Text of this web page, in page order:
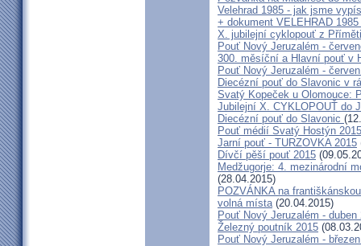
Velehrad 1985 - jak jsme
+ dokument VELEHRAD
X. jubilejní cyklopouť z
Pouť Nový Jeruzalém -
300. měsíční a Hlavní pouť v
Pouť Nový Jeruzalém -
Diecézní pouť do Slavonic v
Svatý Kopeček u Olomouce:
Jubilejní X. CYKLOPOUŤ do
Diecézní pouť do Slavonic
Pouť médií Svatý Hostýn 2015
Jarní pouť - TURZOVKA 2015
Dívčí pěší pouť 2015
Medžugorje: 4. mezinárodní
(28.04.2015)
POZVÁNKA na
volná místa(20.04.2015)
Pouť Nový Jeruzalém - duben
Železný poutník 2015
Pouť Nový Jeruzalém -